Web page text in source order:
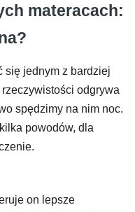
materacach:
się jednym z bardziej
odgrywa
spędzimy na nim noc.
powodów, dla
on lepsze